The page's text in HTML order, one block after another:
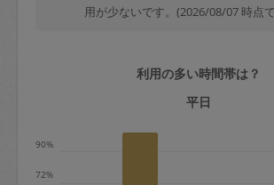
定期契約をキャンセルする場合
期は月2回まで隔週定期は月1回
用が少ないです。(2026/08/07 時点
利用の多い時間帯は？
平日
72%
90%